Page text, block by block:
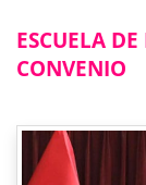
ESCUELA
CONVENIO